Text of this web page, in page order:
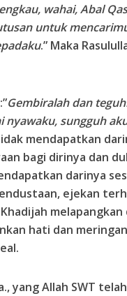
wahai, Abal
untuk
.” Maka
Gembiralah dan
nyawaku, sungguh
mendapatkan
bagi dirinya dan
darinya
ejekan
hati dan
yang Allah SWT